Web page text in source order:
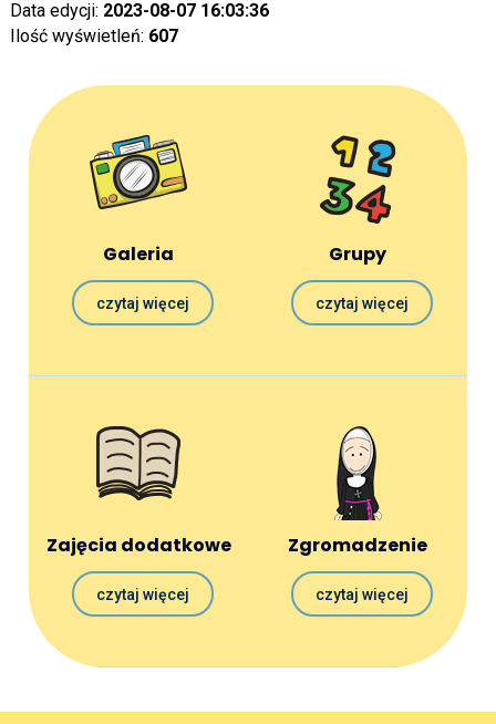
Data edycji: 2023-08-07 16:03:36
Ilość wyświetleń: 607
Galeria
czytaj więcej
Grupy
czytaj więcej
Zajęcia dodatkowe
czytaj więcej
Zgromadzenie
czytaj więcej